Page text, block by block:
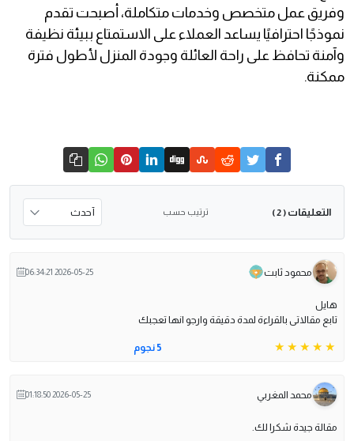
وفريق عمل متخصص وخدمات متكاملة، أصبحت تقدم
نموذجًا احترافيًا يساعد العملاء على الاستمتاع ببيئة نظيفة
وآمنة تحافظ على راحة العائلة وجودة المنزل لأطول فترة
ممكنة.
التعليقات ( 2 ) ترتيب حسب
محمود ثابت 2026-05-25 06:34:21
هايل
تابع مقالاتى بالقراءة لمدة دقيقة وارجو انها تعجبك
5 نجوم
محمد المغربي 2026-05-25 01:18:50
مقالة جيدة شكرا لك.